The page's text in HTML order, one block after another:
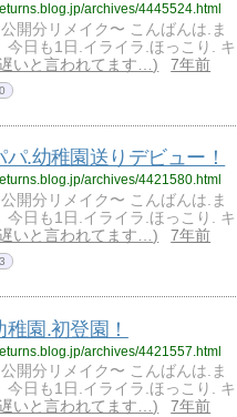
archives/4445524.html
開分リメイク〜 こんばんは.ま
今日も1日.イライラ.ほっこり. キ
いと言われてます…
7年前
0
パ.幼稚園送りデビュー！
archives/4421580.html
開分リメイク〜 こんばんは.ま
今日も1日.イライラ.ほっこり. キ
いと言われてます…
7年前
3
稚園.初登園！
archives/4421557.html
開分リメイク〜 こんばんは.ま
今日も1日.イライラ.ほっこり. キ
いと言われてます…
7年前